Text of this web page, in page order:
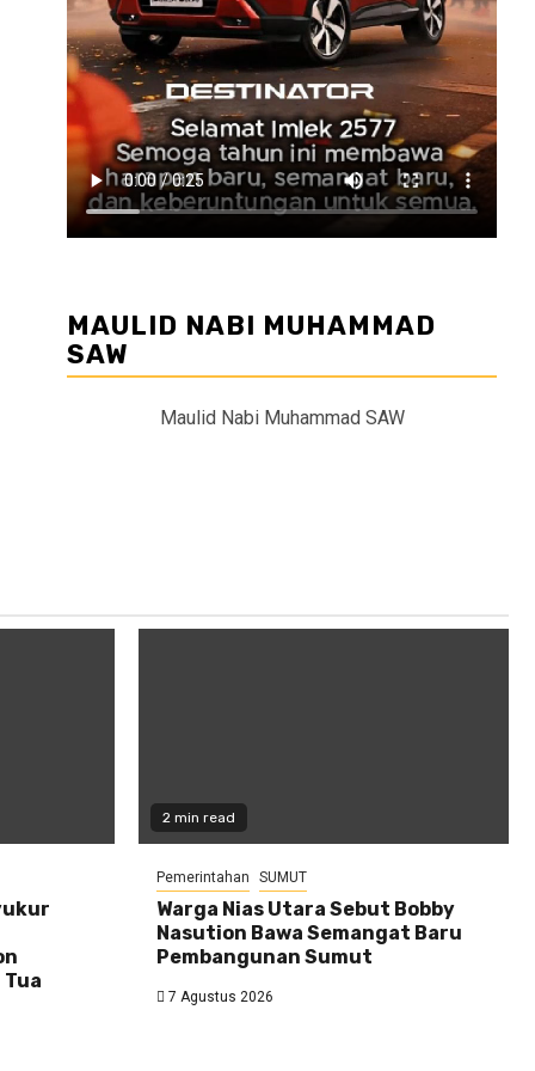
MAULID NABI MUHAMMAD
SAW
Maulid Nabi Muhammad SAW
2 min read
Pemerintahan SUMUT
Warga Nias Utara Sebut Bobby
Nasution Bawa Semangat Baru
Pembangunan Sumut
7 Agustus 2026